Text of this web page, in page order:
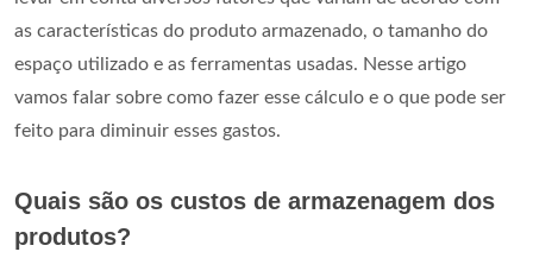
as características do produto armazenado, o tamanho do
espaço utilizado e as ferramentas usadas. Nesse artigo
vamos falar sobre como fazer esse cálculo e o que pode ser
feito para diminuir esses gastos.
Quais são os custos de armazenagem dos
produtos?